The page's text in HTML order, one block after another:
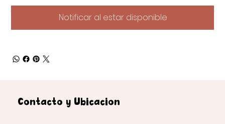
Notificar al estar disponible
Contacto y Ubicación